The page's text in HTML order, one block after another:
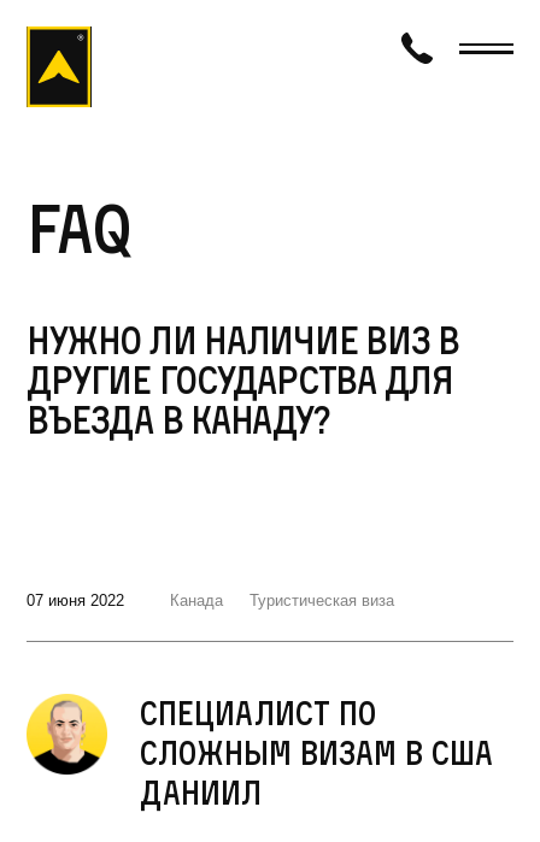
FAQ
Нужно ли наличие виз в
другие государства для
въезда в Канаду?
07 июня 2022 Канада Туристическая виза
Специалист по
сложным визам в США
Даниил